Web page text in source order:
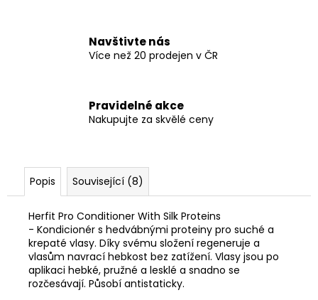
Navštivte nás
Více než 20 prodejen v ČR
Pravidelné akce
Nakupujte za skvělé ceny
Popis Související (8)
Herfit Pro Conditioner With Silk Proteins
- Kondicionér s hedvábnými proteiny pro suché a
krepaté vlasy. Díky svému složení regeneruje a
vlasům navrací hebkost bez zatížení. Vlasy jsou po
aplikaci hebké, pružné a lesklé a snadno se
rozčesávají. Působí antistaticky.